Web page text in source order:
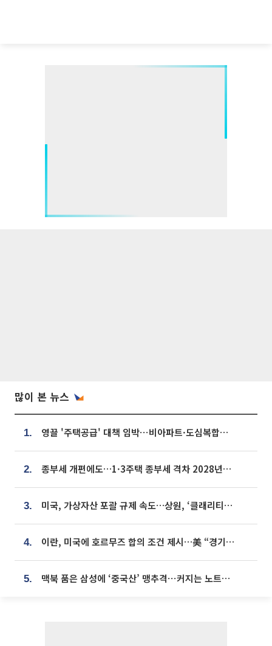
많이 본 뉴스
1. 영끌 '주택공급' 대책 임박⋯비아파트·도심복합까지 총동원
2. 종부세 개편에도…1·3주택 종부세 격차 2028년부터 확대
3. 미국, 가상자산 포괄 규제 속도…상원, ‘클래리티법’ 9월 절차투표 추진
4. 이란, 미국에 호르무즈 합의 조건 제시…美 “경기 아직 안 끝나” [종합]
5. 맥북 품은 삼성에 ‘중국산’ 맹추격⋯커지는 노트북 OLED 시장